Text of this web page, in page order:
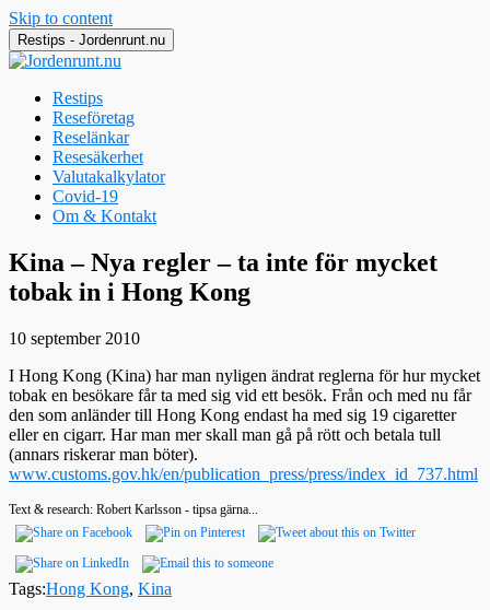
Skip to content
Restips - Jordenrunt.nu
Restips
Reseföretag
Reselänkar
Resesäkerhet
Valutakalkylator
Covid-19
Om & Kontakt
Jordenrunt.nu
Tusen Restips från hela världen
Kina – Nya regler – ta inte för mycket
tobak in i Hong Kong
10 september 2010
I Hong Kong (Kina) har man nyligen ändrat reglerna för hur mycket
tobak en besökare får ta med sig vid ett besök. Från och med nu får
den som anländer till Hong Kong endast ha med sig 19 cigaretter
eller en cigarr. Har man mer skall man gå på rött och betala tull
(annars riskerar man böter).
www.customs.gov.hk/en/publication_press/press/index_id_737.html
Text & research: Robert Karlsson - tipsa gärna...
Tags:Hong Kong, Kina